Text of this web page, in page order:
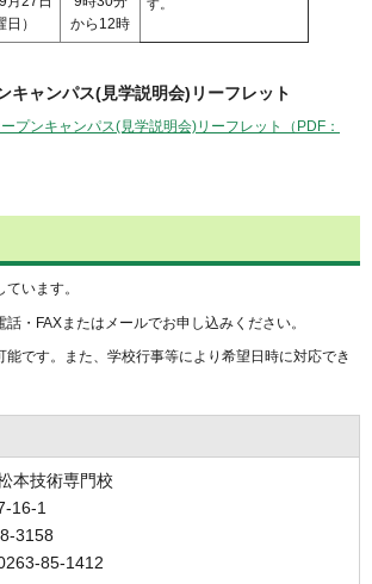
す。
日）
から12時
キャンパス(見学説明会)リーフレット
プンキャンパス(見学説明会)リーフレット（PDF：
います。
・FAXまたはメールでお申し込みください。
です。また、学校行事等により希望日時に対応でき
本技術専門校
16-1
3158
85-1412